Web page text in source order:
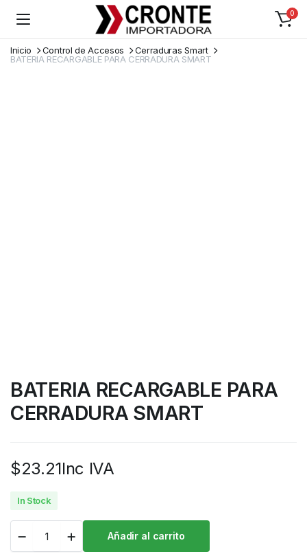
0
Inicio Control de Accesos
Cerraduras Smart
BATERIA RECARGABLE PARA CERRADURA SMART
BATERIA RECARGABLE PARA
CERRADURA SMART
$23.21Inc IVA
In Stock
Añadir al carrito